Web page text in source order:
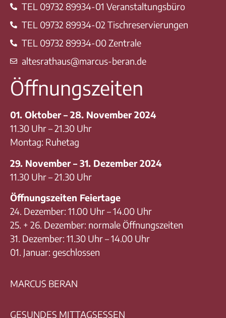
TEL 09732 89934-01 Veranstaltungsbüro
TEL 09732 89934-02 Tischreservierungen
TEL 09732 89934-00 Zentrale
altesrathaus@marcus-beran.de
Öffnungszeiten
01. Oktober – 28. November 2024
11.30 Uhr – 21.30 Uhr
Montag: Ruhetag
29. November – 31. Dezember 2024
11.30 Uhr – 21.30 Uhr
Öffnungszeiten Feiertage
24. Dezember: 11.00 Uhr – 14.00 Uhr
25. + 26. Dezember: normale Öffnungszeiten
31. Dezember: 11.30 Uhr – 14.00 Uhr
01. Januar: geschlossen
MARCUS BERAN
GESUNDES MITTAGSESSEN